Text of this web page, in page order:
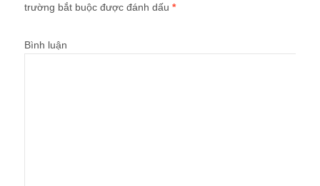
trường bắt buộc được đánh dấu *
Bình luận